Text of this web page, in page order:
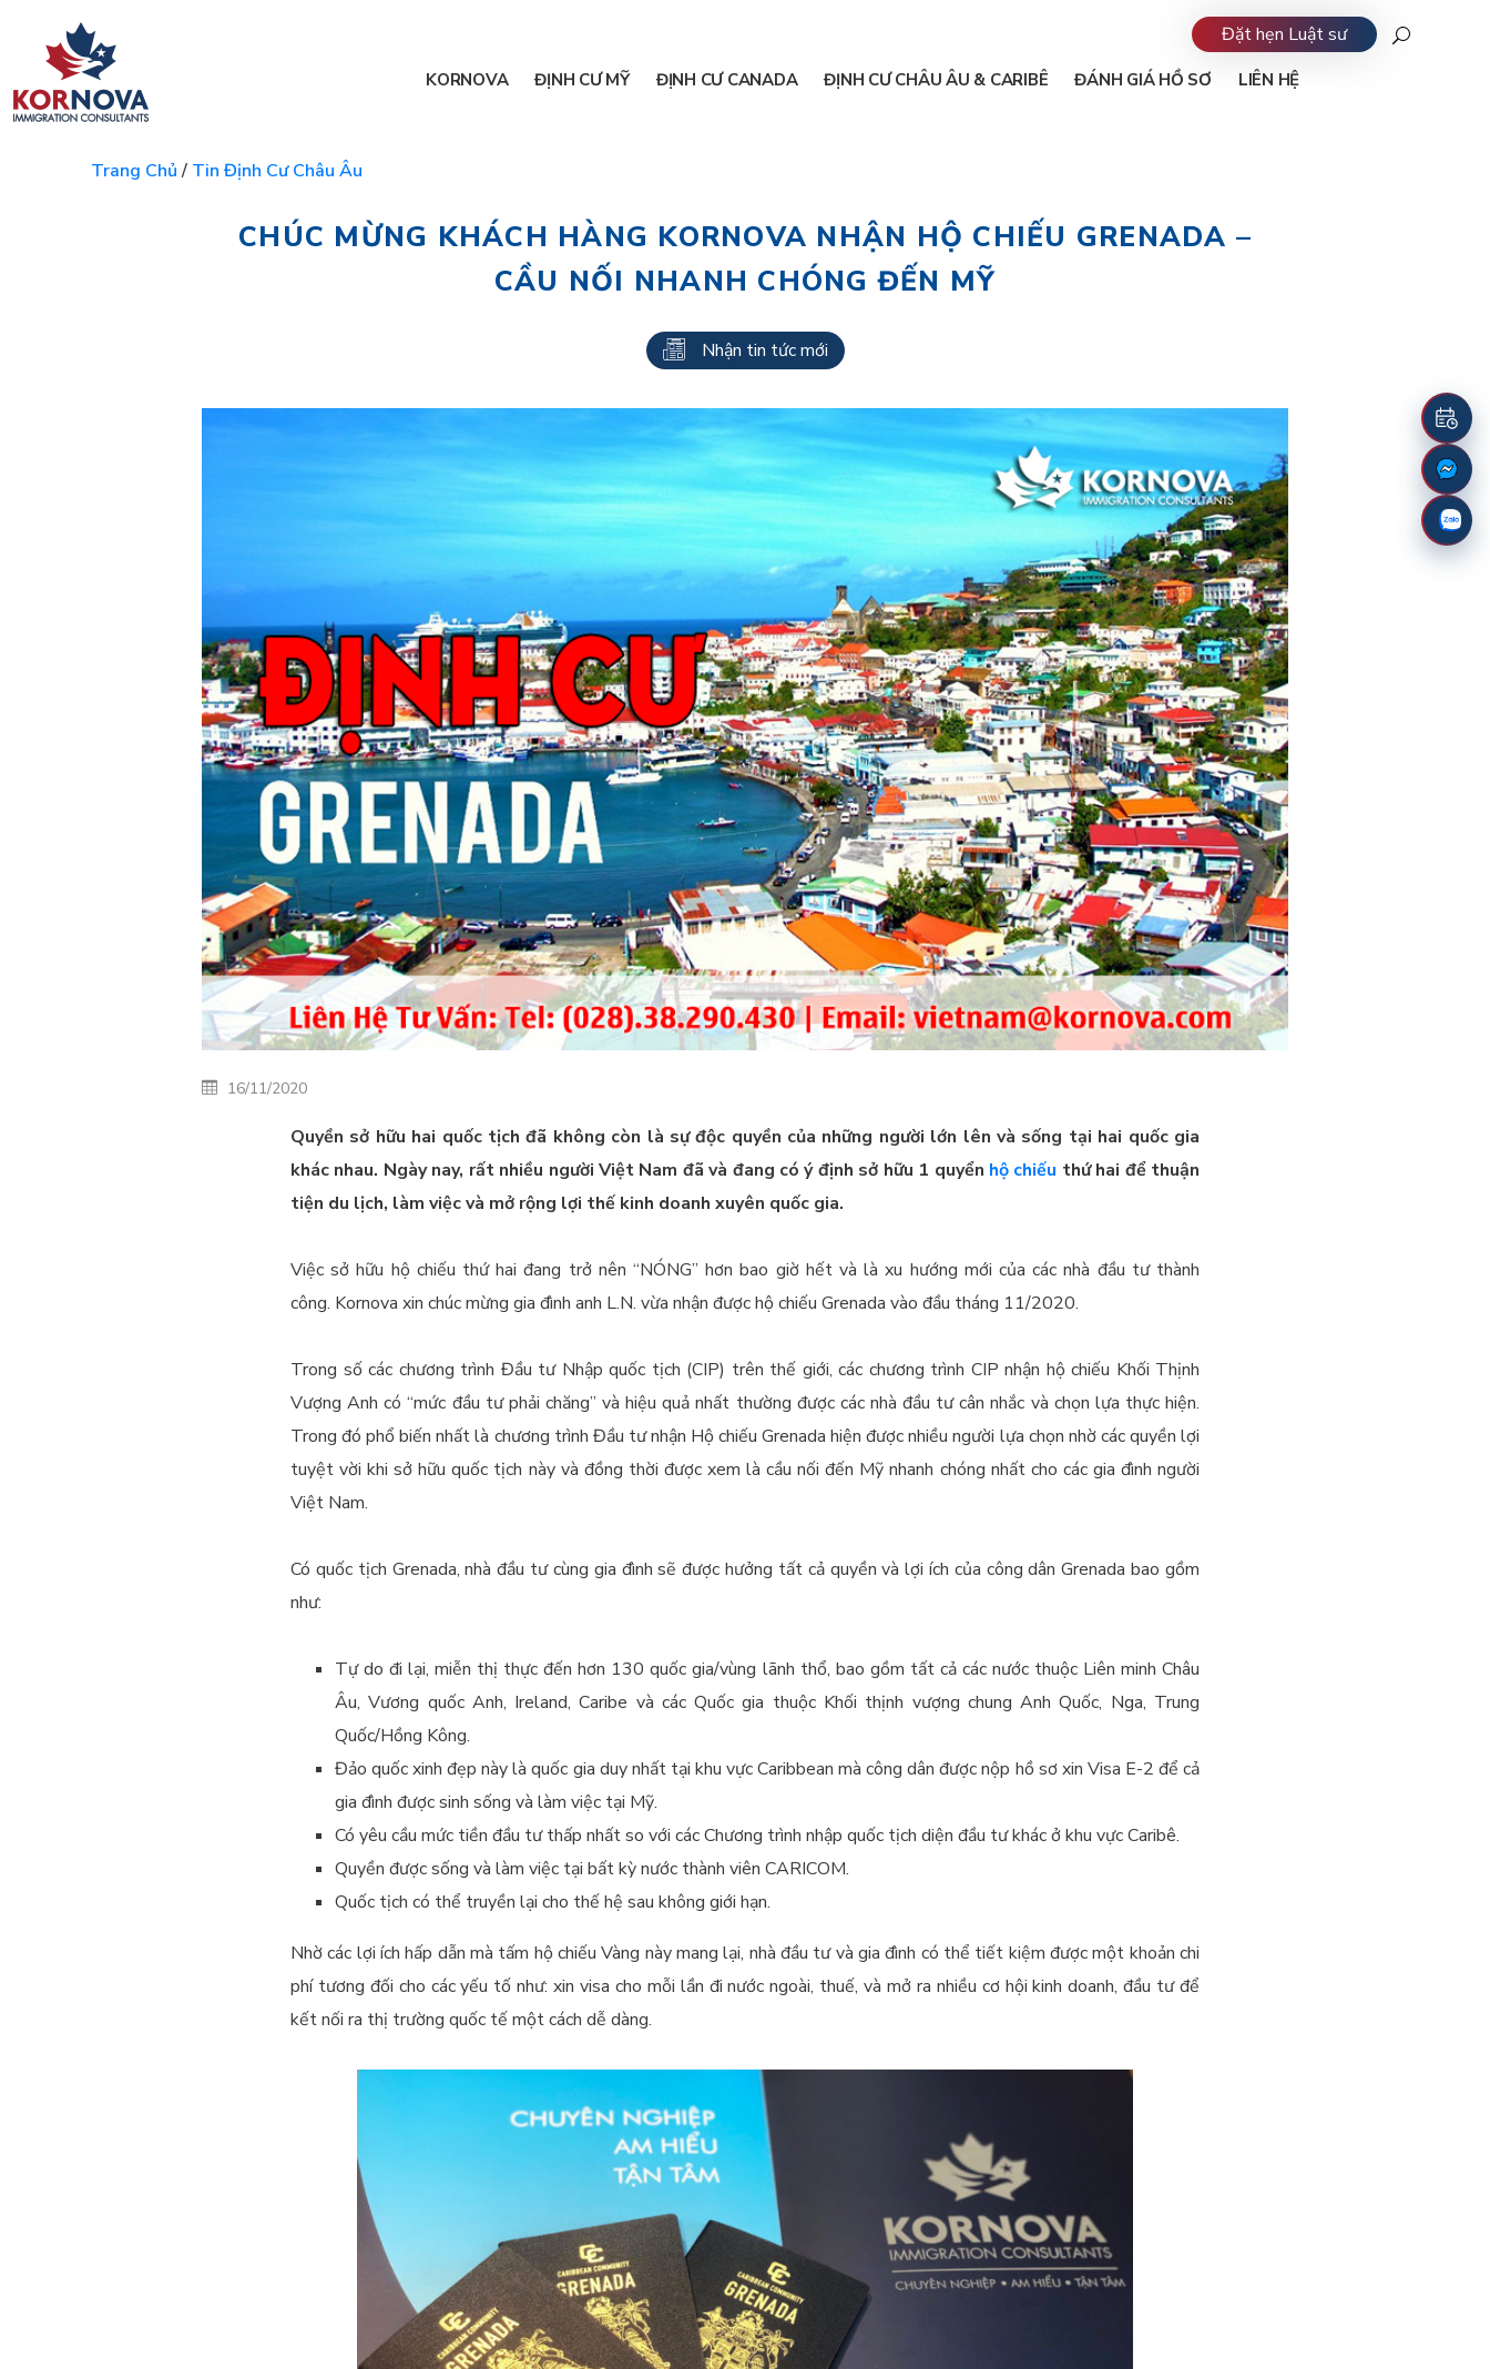
KORNOVA ĐỊNH CƯ MỸ ĐỊNH CƯ CANADA ĐỊNH CƯ CHÂU ÂU & CARIBÊ ĐÁNH GIÁ HỒ SƠ LIÊN HỆ
Đặt hẹn Luật sư
Trang Chủ/ Tin Định Cư Châu Âu
CHÚC MỪNG KHÁCH HÀNG KORNOVA NHẬN HỘ CHIẾU GRENADA –
CẦU NỐI NHANH CHÓNG ĐẾN MỸ
Nhận tin tức mới
16/11/2020
Quyền sở hữu hai quốc tịch đã không còn là sự độc quyền của những người lớn lên và sống tại hai quốc gia
khác nhau. Ngày nay, rất nhiều người Việt Nam đã và đang có ý định sở hữu 1 quyển hộ chiếu thứ hai để thuận
tiện du lịch, làm việc và mở rộng lợi thế kinh doanh xuyên quốc gia.
Việc sở hữu hộ chiếu thứ hai đang trở nên “NÓNG” hơn bao giờ hết và là xu hướng mới của các nhà đầu tư thành
công. Kornova xin chúc mừng gia đình anh L.N. vừa nhận được hộ chiếu Grenada vào đầu tháng 11/2020.
Trong số các chương trình Đầu tư Nhập quốc tịch (CIP) trên thế giới, các chương trình CIP nhận hộ chiếu Khối Thịnh
Vượng Anh có “mức đầu tư phải chăng” và hiệu quả nhất thường được các nhà đầu tư cân nhắc và chọn lựa thực hiện.
Trong đó phổ biến nhất là chương trình Đầu tư nhận Hộ chiếu Grenada hiện được nhiều người lựa chọn nhờ các quyền lợi
tuyệt vời khi sở hữu quốc tịch này và đồng thời được xem là cầu nối đến Mỹ nhanh chóng nhất cho các gia đình người
Việt Nam.
Có quốc tịch Grenada, nhà đầu tư cùng gia đình sẽ được hưởng tất cả quyền và lợi ích của công dân Grenada bao gồm
như:
Tự do đi lại, miễn thị thực đến hơn 130 quốc gia/vùng lãnh thổ, bao gồm tất cả các nước thuộc Liên minh Châu
Âu, Vương quốc Anh, Ireland, Caribe và các Quốc gia thuộc Khối thịnh vượng chung Anh Quốc, Nga, Trung
Quốc/Hồng Kông.
Đảo quốc xinh đẹp này là quốc gia duy nhất tại khu vực Caribbean mà công dân được nộp hồ sơ xin Visa E-2 để cả
gia đình được sinh sống và làm việc tại Mỹ.
Có yêu cầu mức tiền đầu tư thấp nhất so với các Chương trình nhập quốc tịch diện đầu tư khác ở khu vực Caribê.
Quyền được sống và làm việc tại bất kỳ nước thành viên CARICOM.
Quốc tịch có thể truyền lại cho thế hệ sau không giới hạn.
Nhờ các lợi ích hấp dẫn mà tấm hộ chiếu Vàng này mang lại, nhà đầu tư và gia đình có thể tiết kiệm được một khoản chi
phí tương đối cho các yếu tố như: xin visa cho mỗi lần đi nước ngoài, thuế, và mở ra nhiều cơ hội kinh doanh, đầu tư để
kết nối ra thị trường quốc tế một cách dễ dàng.